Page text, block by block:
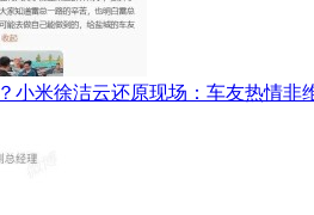
小米徐洁云还原现场：车友热情非